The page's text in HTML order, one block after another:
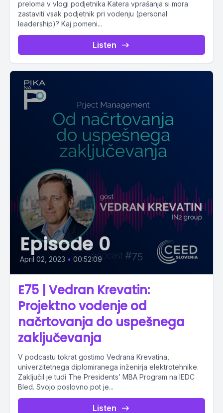
preloma v vlogi podjetnika Katera vprašanja si mora
zastaviti vsak podjetnik pri vodenju (personal
leadership)? Kaj pomeni...
Listen
Episode 0
April 02, 2023 • 00:52:09
E75 | Vedran Krevatin:
Projektno vodenje od
načrtovanja do uspešnega
zaključevanja
V podcastu tokrat gostimo Vedrana Krevatina,
univerzitetnega diplomiranega inženirja elektrotehnike.
Zaključil je tudi The Presidents’ MBA Program na IEDC
Bled. Svojo poslovno pot je...
Listen